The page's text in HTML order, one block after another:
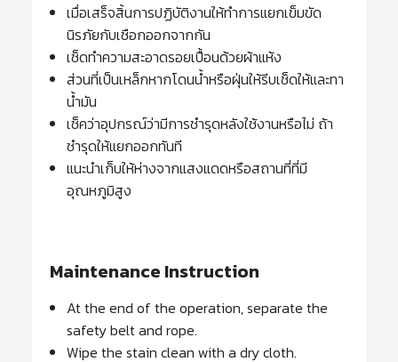
เมื่อเสร็จสิ้นการปฏิบัติงานให้ทำการแยกเข็มขัด
นิรภัยกับเชือกออกจากกัน
เช็ดทำความสะอาดรอยเปื้อนด้วยผ้าแห้ง
ส่วนที่เป็นเหล็กหากโดนน้ำหรือฝุ่นให้รีบเช็ดให้และทา
น้ำมัน
เช็คว่าอุปกรณ์ว่ามีการชำรุดหลังใช้งานหรือไม่ ถ้า
ชำรุดให้แยกออกทันที
แนะนำเก็บให้ห่างจากแสงแดดหรือสถานที่ที่มี
อุณหภูมิสูง
Maintenance Instruction
At the end of the operation, separate the
safety belt and rope.
Wipe the stain clean with a dry cloth.